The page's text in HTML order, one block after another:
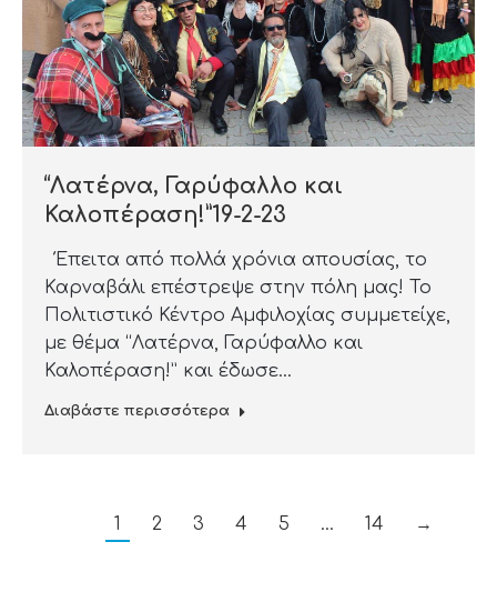
“Λατέρνα, Γαρύφαλλο και
Καλοπέραση!”19-2-23
Έπειτα από πολλά χρόνια απουσίας, το
Καρναβάλι επέστρεψε στην πόλη μας! Το
Πολιτιστικό Κέντρο Αμφιλοχίας συμμετείχε,
με θέμα “Λατέρνα, Γαρύφαλλο και
Καλοπέραση!” και έδωσε…
Διαβάστε περισσότερα
1 2 3 4 5 … 14 →